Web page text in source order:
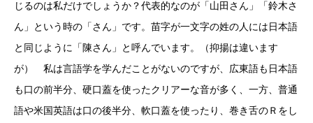
じるのは私だけでしょうか？代表的なのが「山田さん」「鈴木さ
ん」という時の「さん」です。苗字が一文字の姓の人には日本語
と同じように「陳さん」と呼んでいます。（抑揚は違います
が） 私は言語学を学んだことがないのですが、広東語も日本語
も口の前半分、硬口蓋を使ったクリアーな音が多く、一方、普通
語や米国英語は口の後半分、軟口蓋を使ったり、巻き舌のＲをし